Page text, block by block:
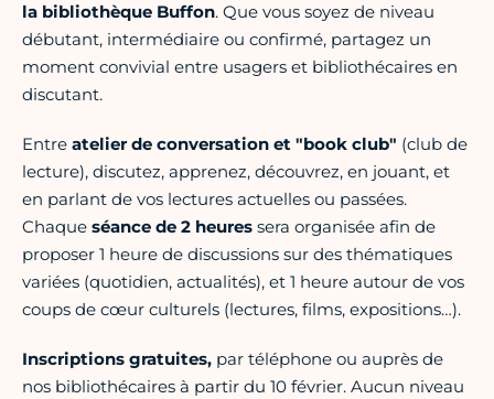
la bibliothèque Buffon. Que vous soyez de niveau
débutant, intermédiaire ou confirmé, partagez un
moment convivial entre usagers et bibliothécaires en
discutant.
Entre atelier de conversation et "book club" (club de
lecture), discutez, apprenez, découvrez, en jouant, et
en parlant de vos lectures actuelles ou passées.
Chaque séance de 2 heures sera organisée afin de
proposer 1 heure de discussions sur des thématiques
variées (quotidien, actualités), et 1 heure autour de vos
coups de cœur culturels (lectures, films, expositions…).
Inscriptions gratuites, par téléphone ou auprès de
nos bibliothécaires à partir du 10 février. Aucun niveau